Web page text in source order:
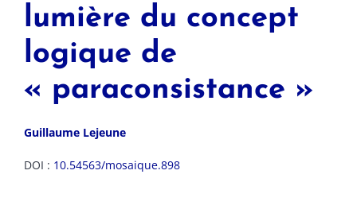
lumière du concept
logique de
« paraconsistance »
Guillaume Lejeune
DOI : 10.54563/mosaique.898